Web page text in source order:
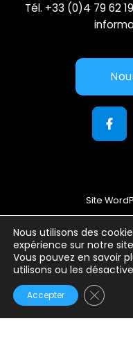
Nous utilisons des
expérience sur notre
Vous pouvez en savoir
utilisons ou les
Accepter Fermer
Tél. +33 (0)4 79 62
Site
Conditions